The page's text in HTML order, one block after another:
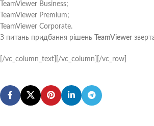
TeamViewer Business;
TeamViewer Premium;
TeamViewer Corporate.
З питань придбання рішень
TeamViewer
[/vc_column_text][/vc_column][/vc_row]